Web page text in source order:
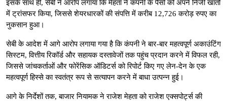
इसके साथ ही, सेबी ने आरोप लगाया कि मेहता ने कंपनी के पैसो को अपने निजी खातों
में ट्रांसफर किया, जिससे शेयरधारकों की संपत्ति में करीब 12,726 करोड़ रुपए का
नुकसान हुआ।
सेबी के आदेश में आगे आरोप लगाया गया है कि कंपनी ने बार-बार महत्वपूर्ण अकाउंटिंग
सिस्टम, वित्तीय रिकॉर्ड और सहायक दस्तावेजों तक पहुंच प्रदान करने में विफल रही,
जिससे जांचकर्ताओं और फोरेंसिक ऑडिटर्स को रिपोर्ट किए गए लेन-देन के एक
महत्वपूर्ण हिस्से का स्वतंत्र रूप से सत्यापन करने में बाधा उत्पन्न हुई।
आगे के निर्देशों तक, बाजार नियामक ने राजेश मेहता को राजेश एक्सपोर्ट्स की